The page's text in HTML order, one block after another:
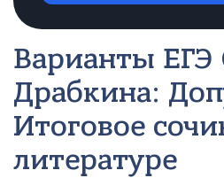
Варианты ЕГЭ
Драбкина:
Итоговое
литературе